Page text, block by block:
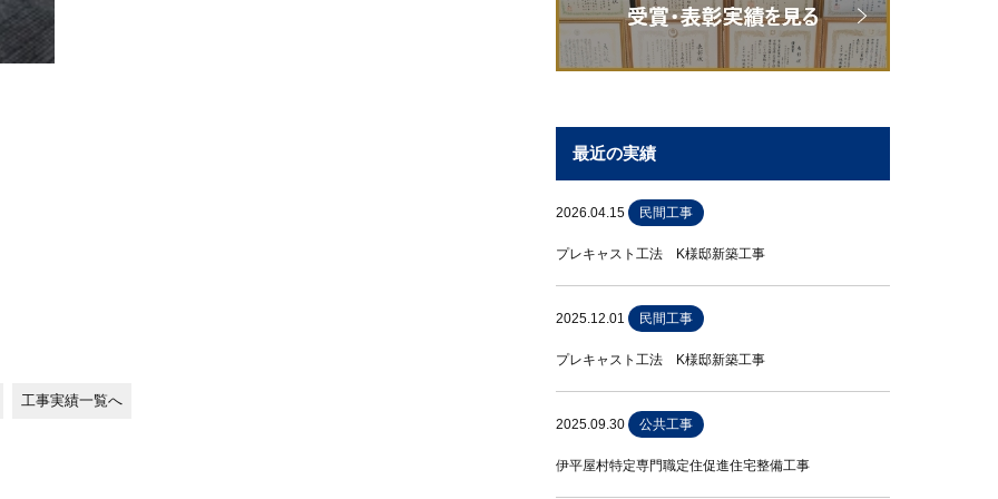
工事実績一覧へ
最近の実績
2026.04.15 民間工事
プレキャスト工法 K様邸新築工事
2025.12.01 民間工事
プレキャスト工法 K様邸新築工事
2025.09.30 公共工事
伊平屋村特定専門職定住促進住宅整備工事